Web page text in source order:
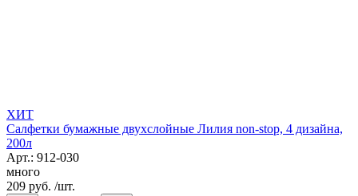
ХИТ
Салфетки бумажные двухслойные Лилия non-stop, 4 дизайна,
200л
Арт.: 912-030
много
209 руб. /шт.